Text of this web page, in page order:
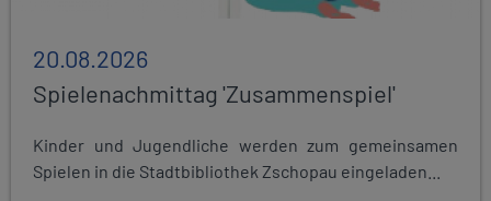
20.08.2026
Spielenachmittag 'Zusammenspiel'
Kinder und Jugendliche werden zum gemeinsamen
Spielen in die Stadtbibliothek Zschopau eingeladen...